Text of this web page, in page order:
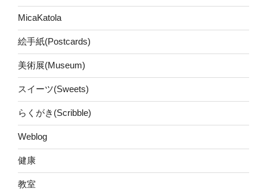
MicaKatola
絵手紙(Postcards)
美術展(Museum)
スイーツ(Sweets)
らくがき(Scribble)
Weblog
健康
教室